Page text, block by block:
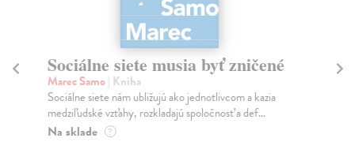
Sociálne siete musia byť zničené
Marec Samo| Kniha
Sociálne siete nám ubližujú ako jednotlivcom a kazia
medziľudské vzťahy, rozkladajú spoločnosť a def...
Na sklade ?